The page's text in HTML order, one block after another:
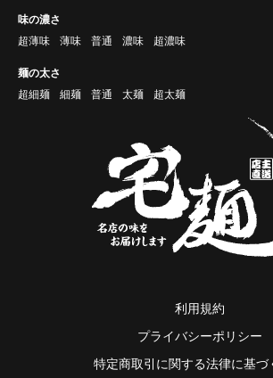
味の濃さ
超薄味
薄味 普通 濃味 超濃味
麺の太さ
超細麺
細麺 普通 太麺 超太麺
利用規約
プライバシーポリシー
特定商取引に関する法律に基づ